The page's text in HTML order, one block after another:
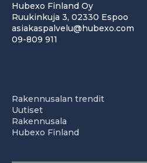
Hubexo Finland Oy
Ruukinkuja 3, 02330 Espoo
asiakaspalvelu@hubexo.com
09-809 911
Rakennusalan trendit
Uutiset
Rakennusala
Hubexo Finland